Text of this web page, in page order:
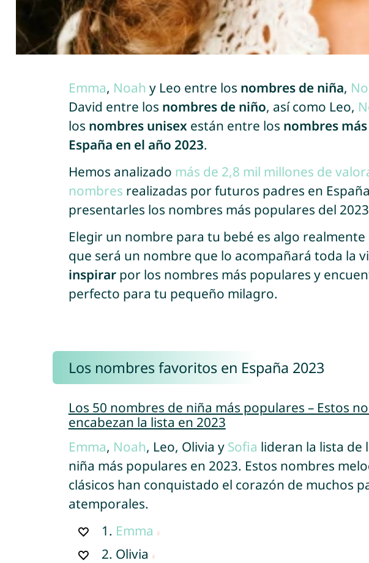
Emma, Noah y Leo entre los nombres de niña,
David entre los nombres de niño, así como Leo,
los nombres unisexestán entre los nombres
España en el año 2023.
Hemos analizado más de 2,8 mil millones de
nombres realizadas por futuros padres en
presentarles los nombres más populares del
Elegir un nombre para tu bebé es algo realmente
que será un nombre que lo acompañará toda la
inspirarpor los nombres más populares y
perfecto para tu pequeño milagro.
Los nombres favoritos en España 2023
Los 50 nombres de niña más populares – Estos
encabezan la lista en 2023
Emma, Noah, Leo, Olivia y Sofia lideran la lista de
niña más populares en 2023. Estos nombres
clásicos han conquistado el corazón de muchos
atemporales.
1. Emma
2. Olivia